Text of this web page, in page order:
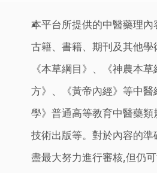
本平台所提供的中醫藥理
古籍、書籍、期刊及其他
《本草綱目》、《神農本
方》、《黃帝內經》等中
學》普通高等教育中醫藥
技術出版等。對於內容的
盡最大努力進行審核,但仍